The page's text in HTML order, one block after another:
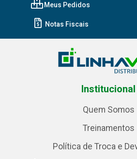
Meus Pedidos
Notas Fiscais
Institucional
Quem Somos
Treinamentos
Política de Troca e